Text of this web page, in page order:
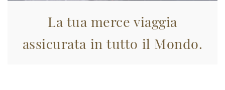
La tua merce viaggia
assicurata in tutto il Mondo.